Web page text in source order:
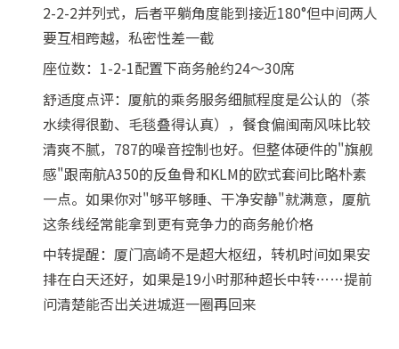
2-2-2并列式，后者平躺角度能到接近180°但中间两人
要互相跨越，私密性差一截
座位数：1-2-1配置下商务舱约24～30席
舒适度点评：厦航的乘务服务细腻程度是公认的（茶
水续得很勤、毛毯叠得认真），餐食偏闽南风味比较
清爽不腻，787的噪音控制也好。但整体硬件的"旗舰
感"跟南航A350的反鱼骨和KLM的欧式套间比略朴素
一点。如果你对"够平够睡、干净安静"就满意，厦航
这条线经常能拿到更有竞争力的商务舱价格
中转提醒：厦门高崎不是超大枢纽，转机时间如果安
排在白天还好，如果是19小时那种超长中转……提前
问清楚能否出关进城逛一圈再回来